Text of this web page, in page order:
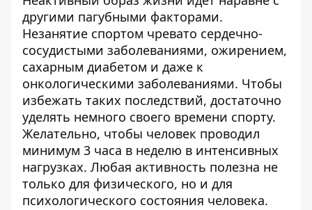
другими пагубными факторами.
Незанятие спортом чревато сердечно-
сосудистыми заболеваниями, ожирением,
сахарным диабетом и даже к
онкологическими заболеваниями. Чтобы
избежать таких последствий, достаточно
уделять немного своего времени спорту.
Желательно, чтобы человек проводил
минимум 3 часа в неделю в интенсивных
нагрузках. Любая активность полезна не
только для физического, но и для
психологического состояния человека.